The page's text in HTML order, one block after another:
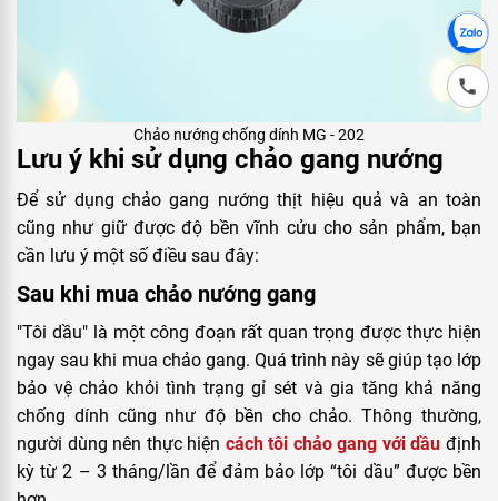
Chảo nướng chống dính MG - 202
Lưu ý khi sử dụng chảo gang nướng
Để sử dụng chảo gang nướng thịt hiệu quả và an toàn
cũng như giữ được độ bền vĩnh cửu cho sản phẩm, bạn
cần lưu ý một số điều sau đây:
Sau khi mua chảo nướng gang
"Tôi dầu" là một công đoạn rất quan trọng được thực hiện
ngay sau khi mua chảo gang. Quá trình này sẽ giúp tạo lớp
bảo vệ chảo khỏi tình trạng gỉ sét và gia tăng khả năng
chống dính cũng như độ bền cho chảo. Thông thường,
người dùng nên thực hiện cách tôi chảo gang với dầu định
kỳ từ 2 – 3 tháng/lần để đảm bảo lớp “tôi dầu” được bền